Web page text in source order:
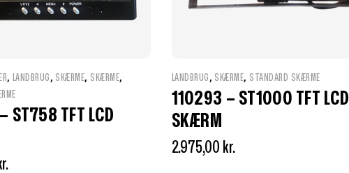
, LANDBRUG , SKÆRME, SKÆRME,
ST758 TFT LCD
LANDBRUG , SKÆRME, STANDARD SKÆRME
110293 – ST1000 TFT LCD
SKÆRM
2.975,00 kr.